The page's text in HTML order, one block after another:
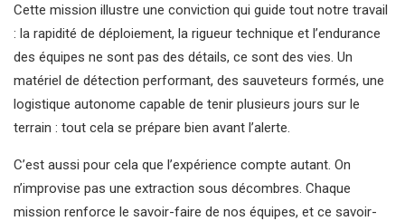
Cette mission illustre une conviction qui guide tout notre travail
: la rapidité de déploiement, la rigueur technique et l’endurance
des équipes ne sont pas des détails, ce sont des vies. Un
matériel de détection performant, des sauveteurs formés, une
logistique autonome capable de tenir plusieurs jours sur le
terrain : tout cela se prépare bien avant l’alerte.
C’est aussi pour cela que l’expérience compte autant. On
n’improvise pas une extraction sous décombres. Chaque
mission renforce le savoir-faire de nos équipes, et ce savoir-